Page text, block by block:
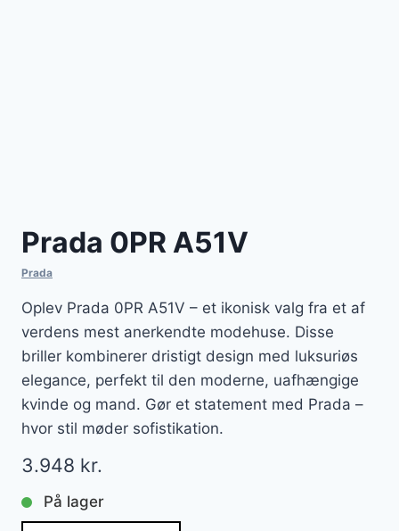
Prada 0PR A51V
Prada
Oplev Prada 0PR A51V – et ikonisk valg fra et af
verdens mest anerkendte modehuse. Disse
briller kombinerer dristigt design med luksuriøs
elegance, perfekt til den moderne, uafhængige
kvinde og mand. Gør et statement med Prada –
hvor stil møder sofistikation.
3.948 kr.
På lager